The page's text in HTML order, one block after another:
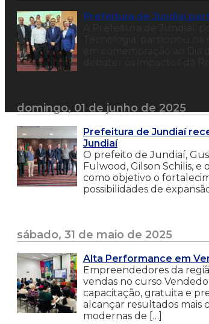
Prefeitura de Jundiaí
domingo, 01 de junho de 2025
Prefeitura de Jundiaí
Jundiaí
O prefeito de Jundiaí,
Fulwood, Gilson Schilis,
como objetivo o
possibilidades de
sábado, 31 de maio de 2025
Alta Performance em
Empreendedores da
vendas no curso
capacitação, gratuita e
alcançar resultados mais
modernas de […]